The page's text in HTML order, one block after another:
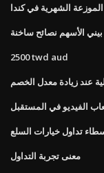
الشهرية في كندا
بيني الأسهم نصائح ساخنة
2500 twd aud
عند زيادة معدل الخصم
الفيديو في المستقبل
تداول خيارات السلع
معنى تجربة التداول